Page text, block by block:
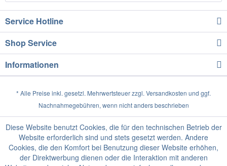
Service Hotline
Shop Service
Informationen
* Alle Preise inkl. gesetzl. Mehrwertsteuer zzgl. Versandkosten und ggf.
Nachnahmegebühren, wenn nicht anders beschrieben
Diese Website benutzt Cookies, die für den technischen Betrieb der
Website erforderlich sind und stets gesetzt werden. Andere
Cookies, die den Komfort bei Benutzung dieser Website erhöhen,
der Direktwerbung dienen oder die Interaktion mit anderen